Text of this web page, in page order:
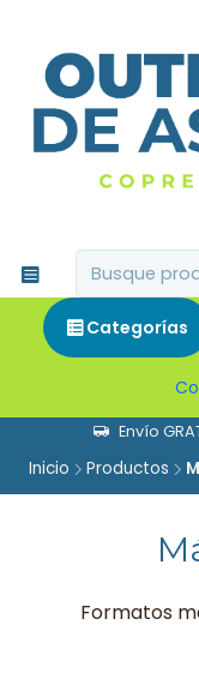
Categorías
Envío
Inicio Productos
Formatos